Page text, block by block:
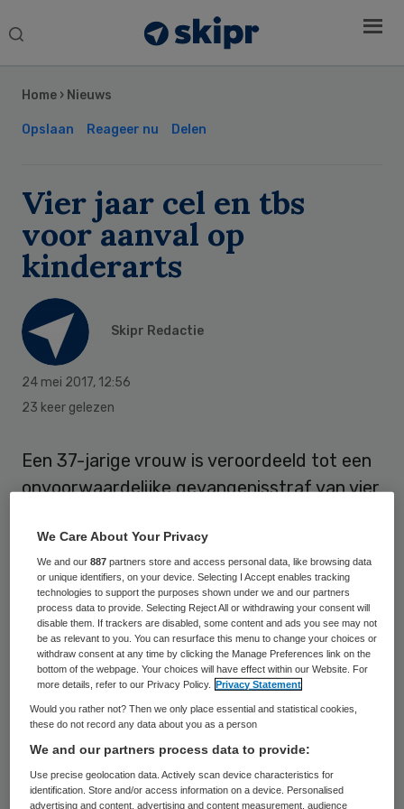
Search
Home › Nieuws
Opslaan Reageer nu Delen
Vier jaar cel en tbs
voor aanval op
kinderarts
Skipr Redactie
24 mei 2017, 12:56
23 keer gelezen
Een 37-jarige vrouw is veroordeeld tot een
onvoorwaardelijke gevangenisstraf van vier
poging tot moord op een kinderarts van een
consultatiebureau in Zoetermeer. De vrouw
moet de kinderarts een schadevergoeding
van ruim 8000 euro betalen, oordeelde de
rechtbank in Den Haag woensdag. De
strafmaat is conform de eis van het
Openbaar Ministerie (OM).
De vrouw houdt de kinderarts ervoor
verantwoordelijk dat haar zoon autistisch is
geworden na een inenting. Vorig jaar zomer
Sidebar
We Care About Your Privacy
We and our887 partners store and access personal data, like browsing data
or unique identifiers, on your device. Selecting I Accept enables tracking
technologies to support the purposes shown under we and our partners
process data to provide. Selecting Reject All or withdrawing your consent will
disable them. If trackers are disabled, some content and ads you see may not
be as relevant to you. You can resurface this menu to change your choices or
withdraw consent at any time by clicking the Manage Preferences link on the
bottom of the webpage. Your choices will have effect within our Website. For
more details, refer to our Privacy Policy.
Privacy Statement
Would you rather not? Then we only place essential and statistical cookies,
these do not record any data about you as a person
We and our partners process data to provide:
Use precise geolocation data. Actively scan device characteristics for
identification. Store and/or access information on a device. Personalised
advertising and content, advertising and content measurement, audience